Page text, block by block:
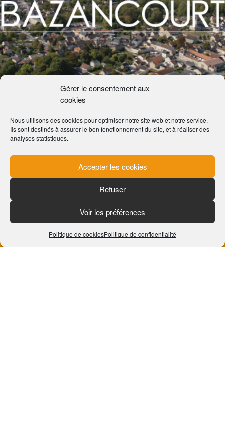
Gérer le consentement aux
cookies
Nous utilisons des cookies pour optimiser notre site web et notre service.
Ils sont destinés à assurer le bon fonctionnement du site, et à réaliser des
analyses statistiques.
Accepter les cookies
Refuser
Voir les préférences
Politique de cookiesPolitique de confidentialité
COMMUNE DE BAZANCOURT
PLACE DE LA MAIRIE
E-mail :accueil@bazancourt.fr
du lundi au vendredi